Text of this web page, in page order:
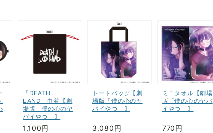
「DEATH
LAND」巾着【劇
場版「僕の心のヤ
バイやつ」】
1,100円
トートバッグ【劇
場版「僕の心のヤ
バイやつ」】
3,080円
ミニタオル【劇場
版「僕の心のヤバ
イやつ」】
770円